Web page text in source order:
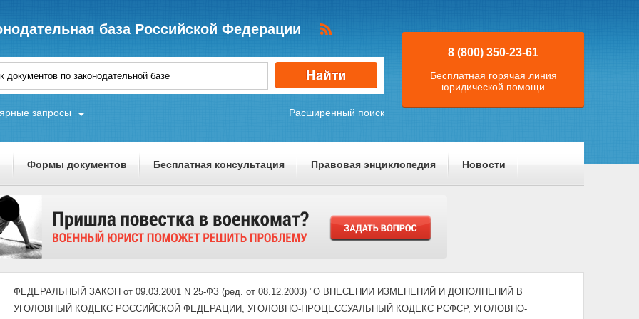
база Российской Федерации
Расширенный поиск
запросы
8 (800) 350-23-61
Бесплатная горячая линия
юридической помощи
Формы документов Бесплатная консультация Правовая энциклопедия Новости
ФЕДЕРАЛЬНЫЙ ЗАКОН от 09.03.2001 N 25-ФЗ (ред. от 08.12.2003) "О ВНЕСЕНИИ ИЗМЕНЕНИЙ И ДОПОЛНЕНИЙ В
УГОЛОВНЫЙ КОДЕКС РОССИЙСКОЙ ФЕДЕРАЦИИ, УГОЛОВНО-ПРОЦЕССУАЛЬНЫЙ КОДЕКС РСФСР, УГОЛОВНО-